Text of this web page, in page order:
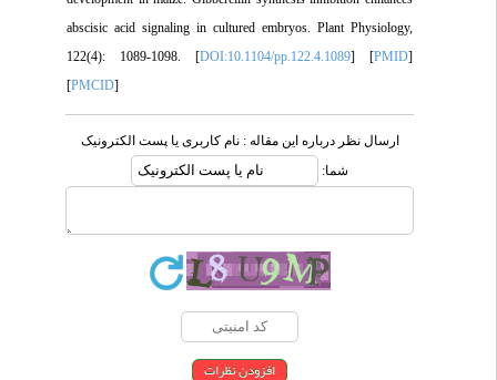
abscisic acid signaling in cultured embryos. Plant Physiology,
122(4): 1089-1098. [DOI:10.1104/pp.122.4.1089 ] [PMID
[PMCID
ارسال نظر درباره این مقاله : نام کاربری یا پست الکترونیک
شما: